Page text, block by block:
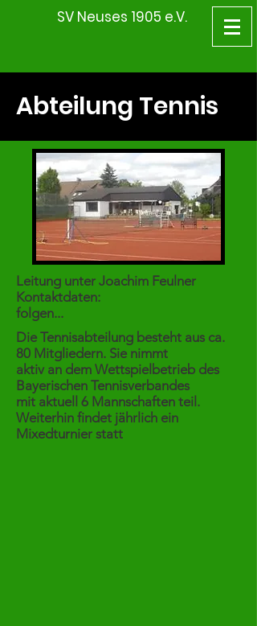
SV Neuses 1905 e.V.
Abteilung Tennis
Leitung unter Joachim Feulner
Kontaktdaten:
folgen...
Die Tennisabteilung besteht aus ca.
80 Mitgliedern. Sie nimmt
aktiv an dem Wettspielbetrieb des
Bayerischen Tennisverbandes
mit aktuell 6 Mannschaften teil.
Weiterhin findet jährlich ein
Mixedturnier statt